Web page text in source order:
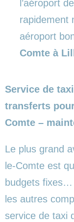
l’aéroport
rapidement
aéroport
Comte à
Service de
transferts
Comte –
Le plus grand
le-Comte est
budgets fixes…
les autres
service de taxi